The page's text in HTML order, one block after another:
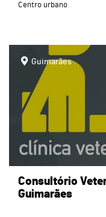
Centro urbano
Guimarães
Consultório
Guimarães